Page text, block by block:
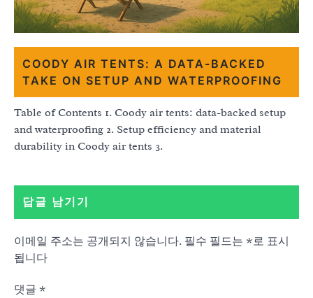
COODY AIR TENTS: A DATA-BACKED
TAKE ON SETUP AND WATERPROOFING
Table of Contents 1. Coody air tents: data-backed setup
and waterproofing 2. Setup efficiency and material
durability in Coody air tents 3.
답글 남기기
이메일 주소는 공개되지 않습니다. 필수 필드는 *로 표시
됩니다
댓글 *